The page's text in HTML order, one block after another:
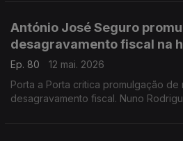
António José Seguro
desagravamento fiscal na
Ep. 80
12 mai. 2026
Porta a Porta critica promulgação de
desagravamento fiscal. Nuno